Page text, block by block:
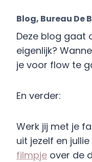
Blog, Bureau De
Deze blog gaat
eigenlijk?
je voor flow te
En verder:
Werk jij met je
uit jezelf en
filmpje over de